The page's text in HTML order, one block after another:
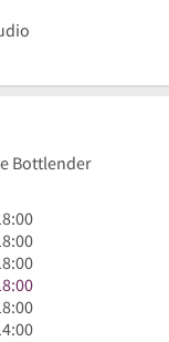
Bottlender